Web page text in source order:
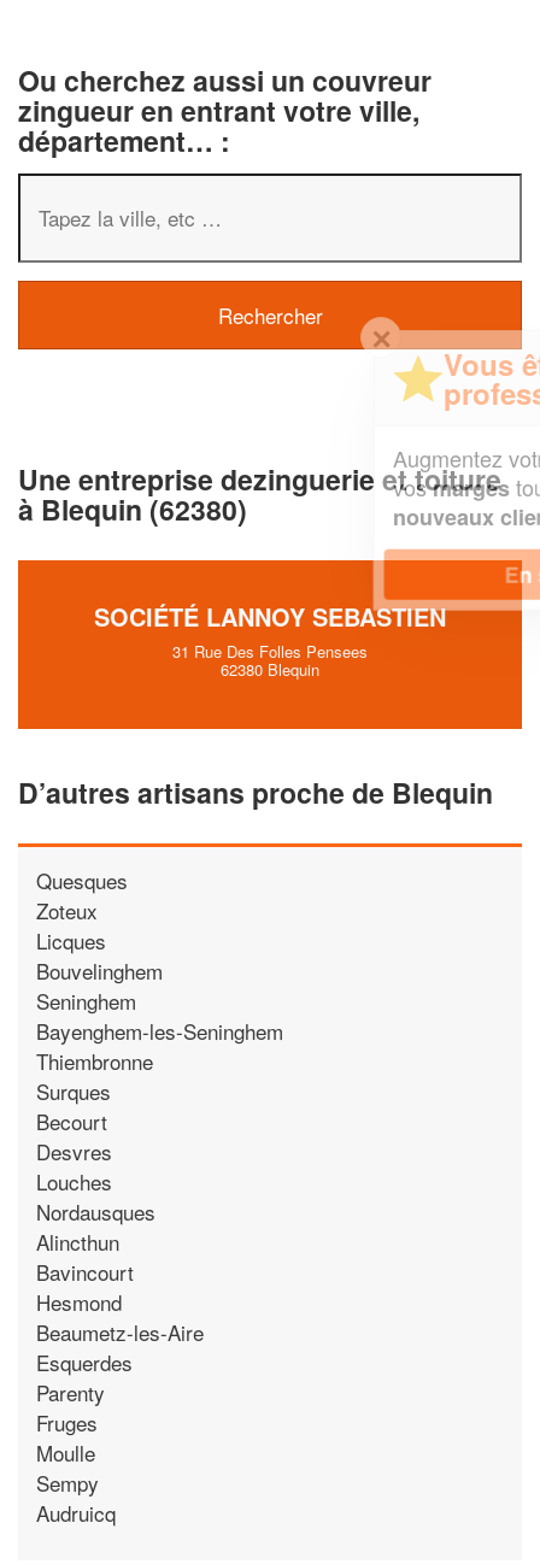
Ou cherchez aussi un couvreur
zingueur en entrant votre ville,
département… :
Une entreprise dezinguerie et toiture
à Blequin (62380)
SOCIÉTÉ LANNOY SEBASTIEN
31 Rue Des Folles Pensees
62380 Blequin
D’autres artisans proche de Blequin
Quesques
Zoteux
Licques
Bouvelinghem
Seninghem
Bayenghem-les-Seninghem
Thiembronne
Surques
Becourt
Desvres
Louches
Nordausques
Alincthun
Bavincourt
Hesmond
Beaumetz-les-Aire
Esquerdes
Parenty
Fruges
Moulle
Sempy
Audruicq
✕
Vous êtes un
professionnel ?
chiffre d'affaireset
vosmargestout en gagnant de
nouveaux clients